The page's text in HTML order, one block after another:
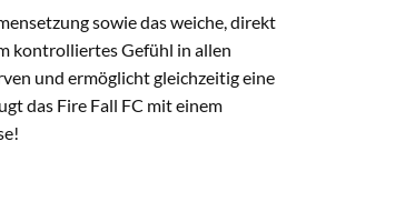
sowie das weiche, direkt
kontrolliertes Gefühl in allen
und ermöglicht gleichzeitig eine
das Fire Fall FC mit einem